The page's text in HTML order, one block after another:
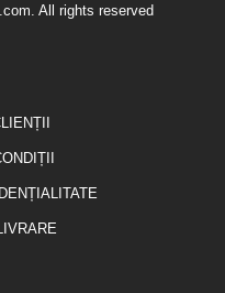
All rights reserved